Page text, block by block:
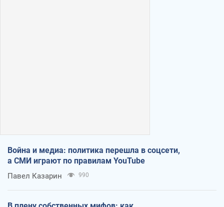
Война и медиа: политика перешла в соцсети,
а СМИ играют по правилам YouTube
Павел Казарин 990